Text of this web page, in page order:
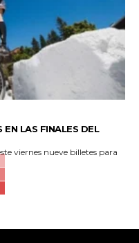
EN LAS FINALES DEL
viernes nueve billetes para